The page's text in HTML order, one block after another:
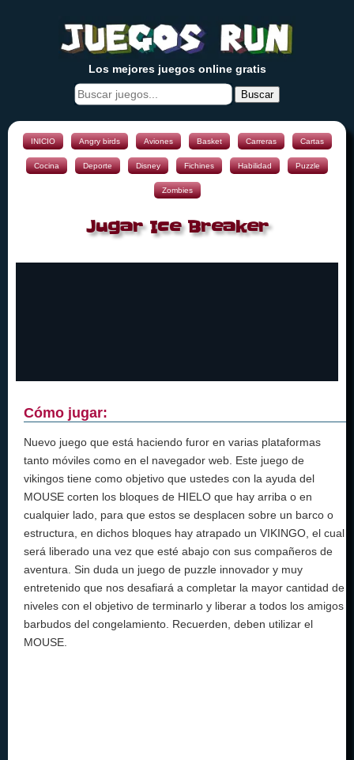
Los mejores juegos online gratis
Buscar
INICIO Angry birds Aviones Basket Carreras Cartas
Cocina Deporte Disney Fichines Habilidad Puzzle
Zombies
Jugar Ice Breaker
Cómo jugar:
Nuevo juego que está haciendo furor en varias plataformas
tanto móviles como en el navegador web. Este juego de
vikingos tiene como objetivo que ustedes con la ayuda del
MOUSE corten los bloques de HIELO que hay arriba o en
cualquier lado, para que estos se desplacen sobre un barco o
estructura, en dichos bloques hay atrapado un VIKINGO, el cual
será liberado una vez que esté abajo con sus compañeros de
aventura. Sin duda un juego de puzzle innovador y muy
entretenido que nos desafiará a completar la mayor cantidad de
niveles con el objetivo de terminarlo y liberar a todos los amigos
barbudos del congelamiento. Recuerden, deben utilizar el
MOUSE.